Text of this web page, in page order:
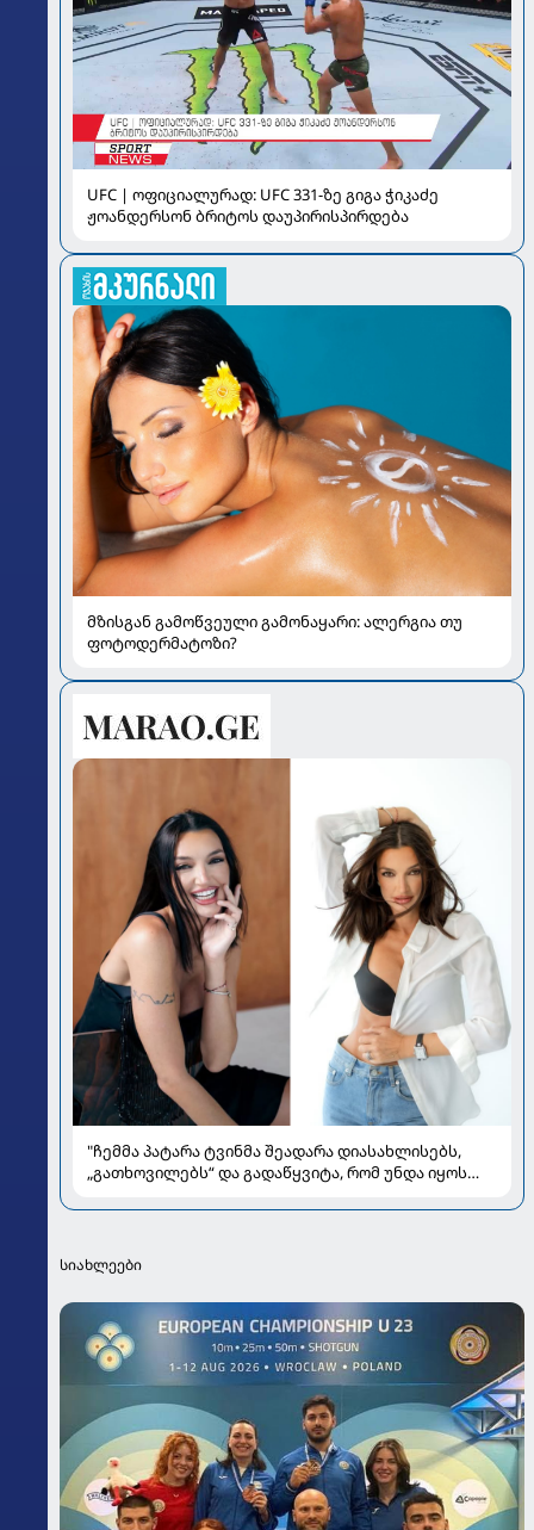
UFC | ოფიციალურად: UFC 331-ზე გიგა ჭიკაძე
ჟოანდერსონ ბრიტოს დაუპირისპირდება
მზისგან გამოწვეული გამონაყარი: ალერგია თუ
ფოტოდერმატოზი?
"ჩემმა პატარა ტვინმა შეადარა დიასახლისებს,
„გათხოვილებს“ და გადაწყვიტა, რომ უნდა იყოს
ალლექსანდრა პაიჭაძე
სიახლეები